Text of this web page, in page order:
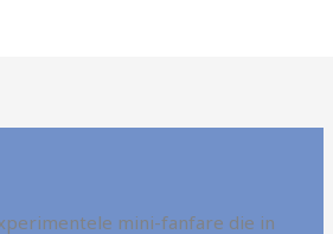
mini-fanfare die in